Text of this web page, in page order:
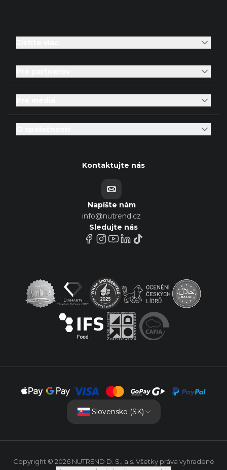
Kontaktujte nás
Napíšte nám
info@nutrend.cz
Sledujte nás
Slovensko (SK)
Copyright © 2026 NUTREND D. S., a.s. Všetky práva vyhradené